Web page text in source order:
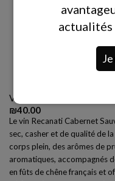
Vin Recanati Cabernet
₪40.00
Le vin Recanati Cabernet
sec, casher et de qualité de
corps plein, des arômes de
aromatiques, accompagnés
en fûts de chêne français et
actualités